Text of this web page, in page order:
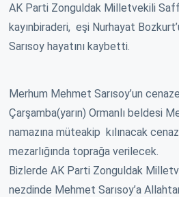
AK Parti Zonguldak Milletvekili
kayınbiraderi, eşi Nurhayat
Sarısoy hayatını kaybetti.
Merhum Mehmet Sarısoy’un
Çarşamba(yarın) Ormanlı beldesi
namazına müteakip kılınacak
mezarlığında toprağa verilecek.
Bizlerde AK Parti Zonguldak
nezdinde Mehmet Sarısoy’a